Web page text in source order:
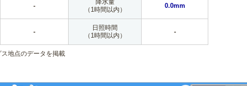
-
降水量
（1時間以内）
0.0mm
-
日照時間
（1時間以内）
-
地点のデータを掲載